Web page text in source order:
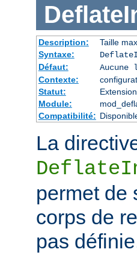
Description:
Taille
Syntaxe:
Défaut:
Contexte:
Statut:
Extension
Module:
Compatibilité:
La
permet de
corps de
pas